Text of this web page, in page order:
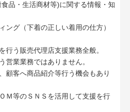
品・生活商材等)に関する情報・知
ング（下着の正しい着用の仕方）
行う販売代理店支援業務全般。
業業務ではありません。
顧客へ商品紹介等行う機会もあり
Ｍ等のＳＮＳを活用して支援を行